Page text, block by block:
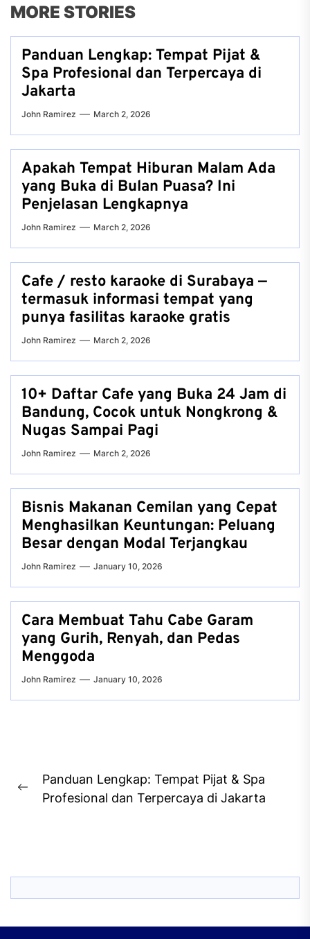
MORE STORIES
Panduan Lengkap: Tempat Pijat &
Spa Profesional dan Terpercaya di
Jakarta
John Ramirez March 2, 2026
Apakah Tempat Hiburan Malam Ada
yang Buka di Bulan Puasa? Ini
Penjelasan Lengkapnya
John Ramirez March 2, 2026
Cafe / resto karaoke di Surabaya —
termasuk informasi tempat yang
punya fasilitas karaoke gratis
John Ramirez March 2, 2026
10+ Daftar Cafe yang Buka 24 Jam di
Bandung, Cocok untuk Nongkrong &
Nugas Sampai Pagi
John Ramirez March 2, 2026
Bisnis Makanan Cemilan yang Cepat
Menghasilkan Keuntungan: Peluang
Besar dengan Modal Terjangkau
John Ramirez January 10, 2026
Cara Membuat Tahu Cabe Garam
yang Gurih, Renyah, dan Pedas
Menggoda
John Ramirez January 10, 2026
navigation
Previous
Panduan Lengkap: Tempat Pijat & Spa
Profesional dan Terpercaya di Jakarta